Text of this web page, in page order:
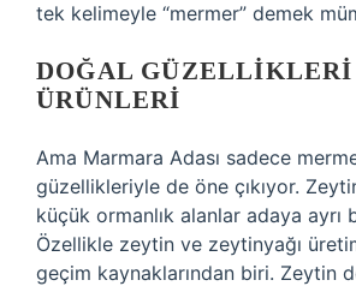
tek kelimeyle “mermer” demek
DOĞAL
ÜRÜNLERI
Ama Marmara Adası sadece
güzellikleriyle de öne çıkıyor.
küçük ormanlık alanlar adaya ayrı
Özellikle zeytin ve zeytinyağı
geçim kaynaklarından biri. Zeytin